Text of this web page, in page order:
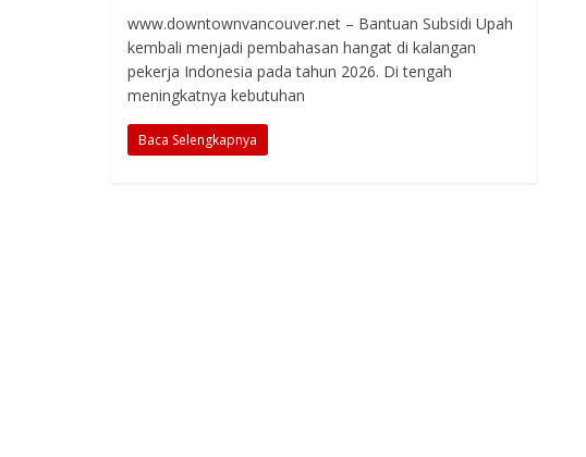
www.downtownvancouver.net – Bantuan Subsidi Upah
kembali menjadi pembahasan hangat di kalangan
pekerja Indonesia pada tahun 2026. Di tengah
meningkatnya kebutuhan
Baca Selengkapnya